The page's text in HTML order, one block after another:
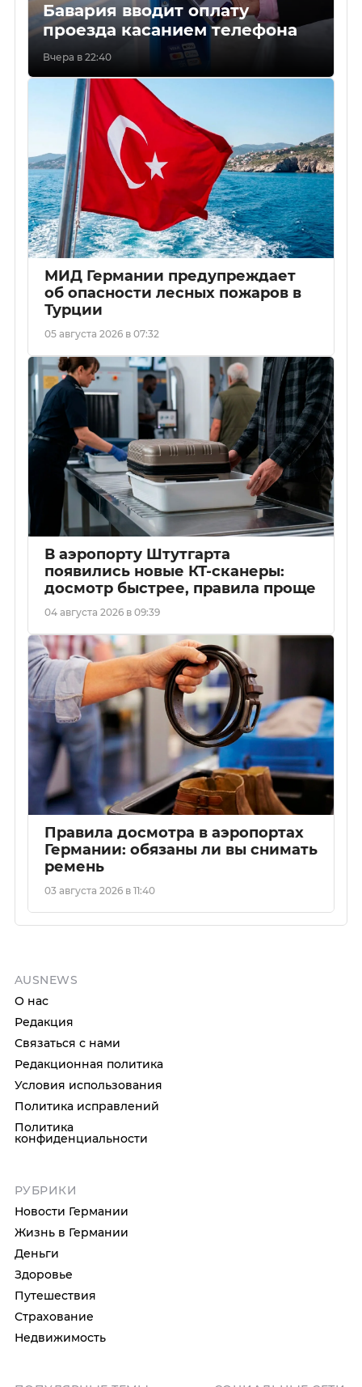
Бавария вводит оплату
проезда касанием телефона
Вчера в 22:40
МИД Германии предупреждает
об опасности лесных пожаров в
Турции
05 августа 2026 в 07:32
В аэропорту Штутгарта
появились новые КТ-сканеры:
досмотр быстрее, правила проще
04 августа 2026 в 09:39
Правила досмотра в аэропортах
Германии: обязаны ли вы снимать
ремень
03 августа 2026 в 11:40
AUSNEWS
О нас
Редакция
Связаться с нами
Редакционная политика
Условия использования
Политика исправлений
Политика
конфиденциальности
РУБРИКИ
Новости Германии
Жизнь в Германии
Деньги
Здоровье
Путешествия
Страхование
Недвижимость